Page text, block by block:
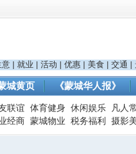
意 | 就业 | 活动 | 优惠 | 美食 | 交通 |
城黄页 《蒙城华人报》
联谊 体育健身 休闲娱乐 凡人
经商 蒙城物业 税务福利 摄影